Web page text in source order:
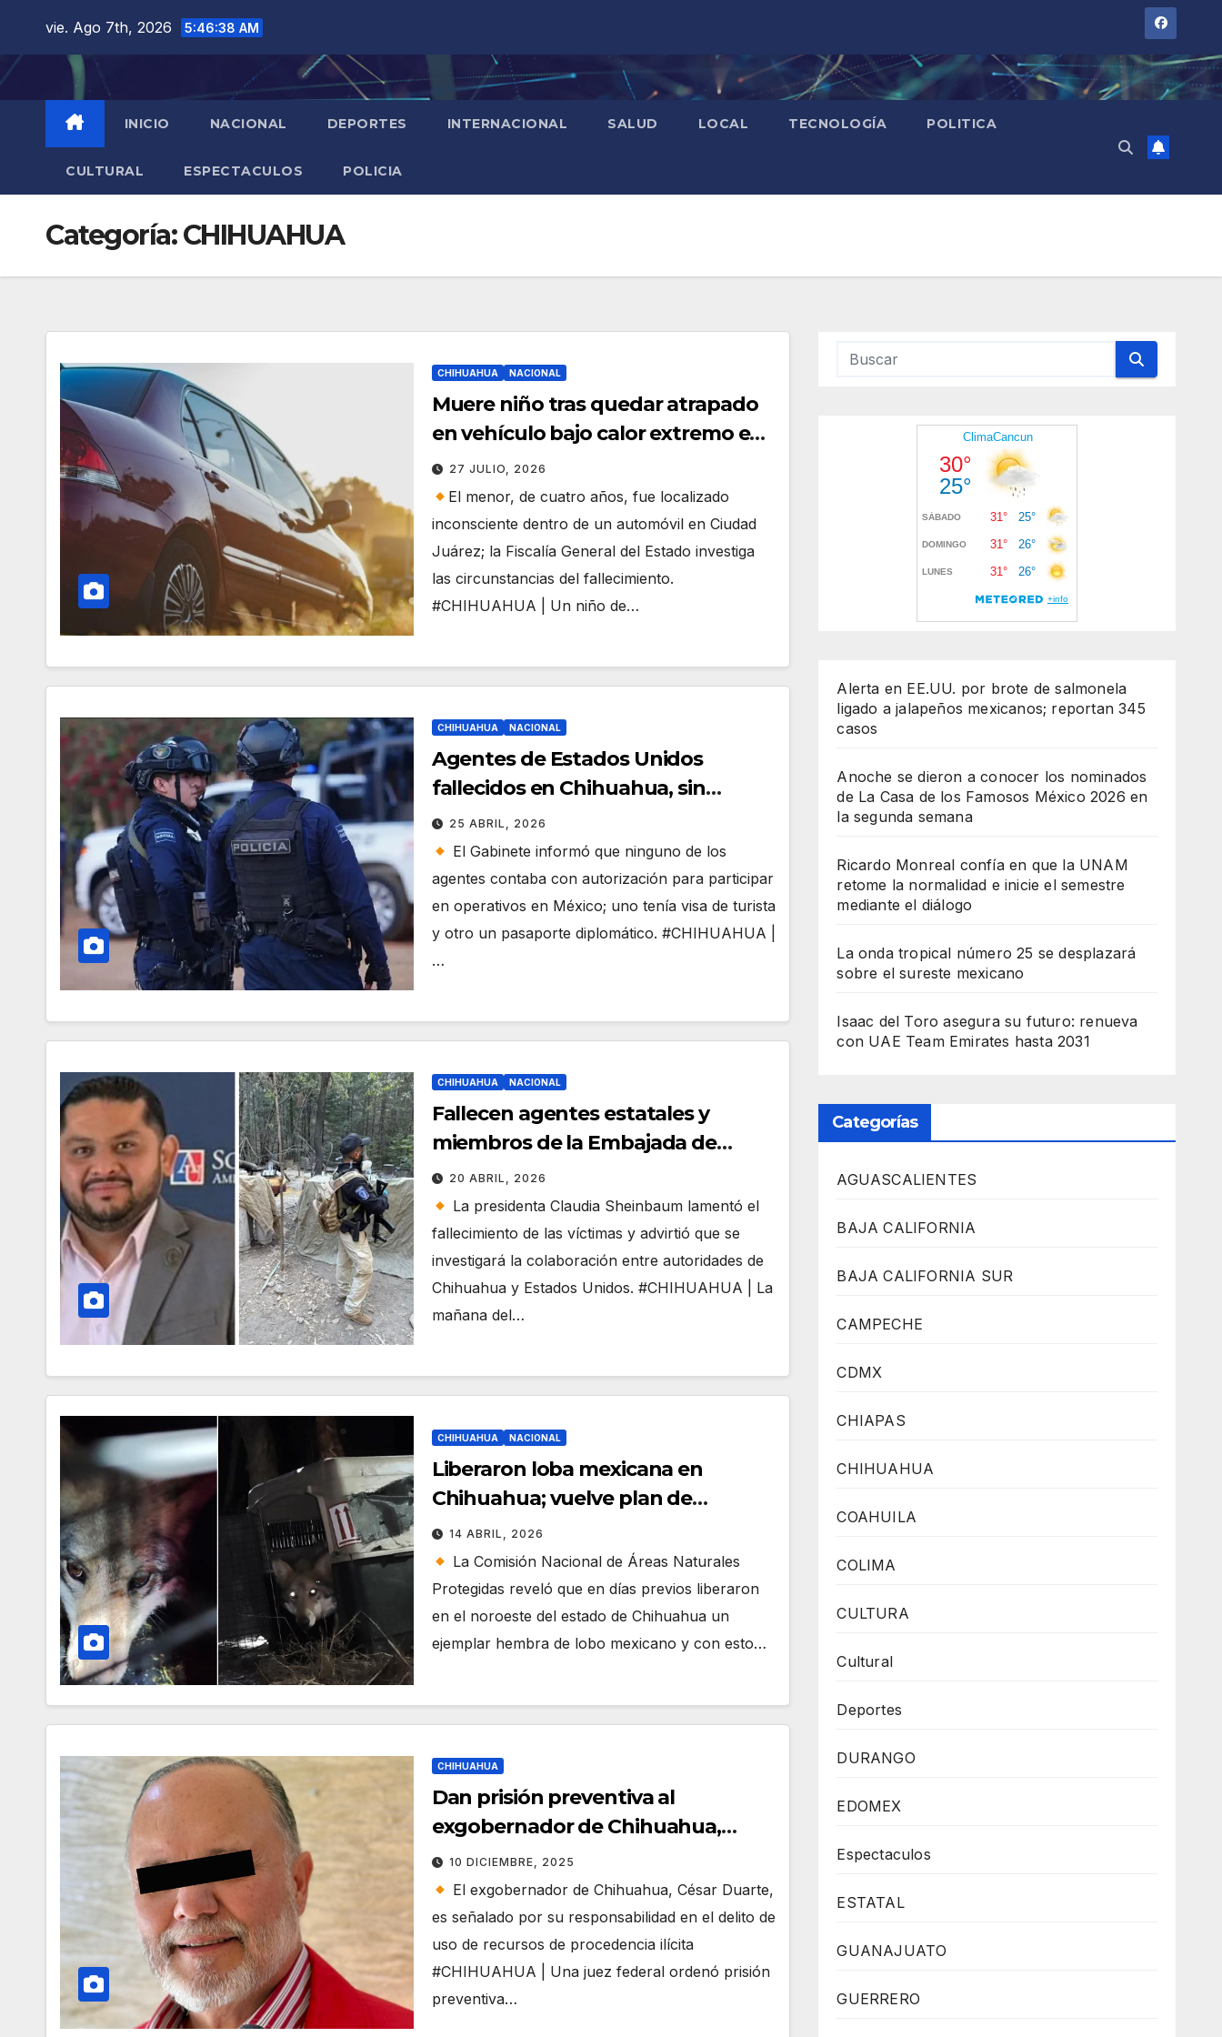
contenido
vie. Ago 7th, 2026 5:46:40 AM
INICIO NACIONAL DEPORTES INTERNACIONAL SALUD LOCAL TECNOLOGÍA POLITICA
CULTURAL ESPECTACULOS POLICIA
Categoría:CHIHUAHUA
CHIHUAHUA NACIONAL
Muere niño tras quedar atrapado
en vehículo bajo calor extremo en
Chihuahua
27 JULIO, 2026
El menor, de cuatro años, fue localizado
inconsciente dentro de un automóvil en Ciudad
Juárez; la Fiscalía General del Estado investiga
las circunstancias del fallecimiento.
#CHIHUAHUA | Un niño de…
CHIHUAHUA NACIONAL
Agentes de Estados Unidos
fallecidos en Chihuahua, sin
acreditación para operar en
México: Gabinete de Seguridad
25 ABRIL, 2026
El Gabinete informó que ninguno de los
agentes contaba con autorización para participar
en operativos en México; uno tenía visa de turista
y otro un pasaporte diplomático. #CHIHUAHUA |
…
CHIHUAHUA NACIONAL
Fallecen agentes estatales y
miembros de la Embajada de
Estados Unidos tras operativo
antidrogas en Chihuahua
20 ABRIL, 2026
La presidenta Claudia Sheinbaum lamentó el
fallecimiento de las víctimas y advirtió que se
investigará la colaboración entre autoridades de
Chihuahua y Estados Unidos. #CHIHUAHUA | La
mañana del…
CHIHUAHUA NACIONAL
Liberaron loba mexicana en
Chihuahua; vuelve plan de
reintroducción
14 ABRIL, 2026
La Comisión Nacional de Áreas Naturales
Protegidas reveló que en días previos liberaron
en el noroeste del estado de Chihuahua un
ejemplar hembra de lobo mexicano y con esto…
CHIHUAHUA
Dan prisión preventiva al
exgobernador de Chihuahua,
César Duarte
10 DICIEMBRE, 2025
El exgobernador de Chihuahua, César Duarte,
es señalado por su responsabilidad en el delito de
uso de recursos de procedencia ilícita
#CHIHUAHUA | Una juez federal ordenó prisión
preventiva…
Alerta en EE.UU. por brote de salmonela
ligado a jalapeños mexicanos; reportan 345
casos
Anoche se dieron a conocer los nominados
de La Casa de los Famosos México 2026 en
la segunda semana
Ricardo Monreal confía en que la UNAM
retome la normalidad e inicie el semestre
mediante el diálogo
La onda tropical número 25 se desplazará
sobre el sureste mexicano
Isaac del Toro asegura su futuro: renueva
con UAE Team Emirates hasta 2031
Categorías
AGUASCALIENTES
BAJA CALIFORNIA
BAJA CALIFORNIA SUR
CAMPECHE
CDMX
CHIAPAS
CHIHUAHUA
COAHUILA
COLIMA
CULTURA
Cultural
Deportes
DURANGO
EDOMEX
Espectaculos
ESTATAL
GUANAJUATO
GUERRERO